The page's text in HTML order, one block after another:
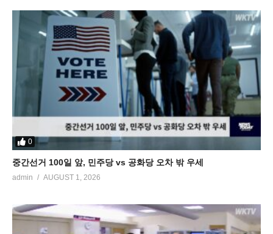
0
중간선거 100일 앞, 민주당 vs 공화당 오차 밖 우세
admin AUGUST 1, 2026